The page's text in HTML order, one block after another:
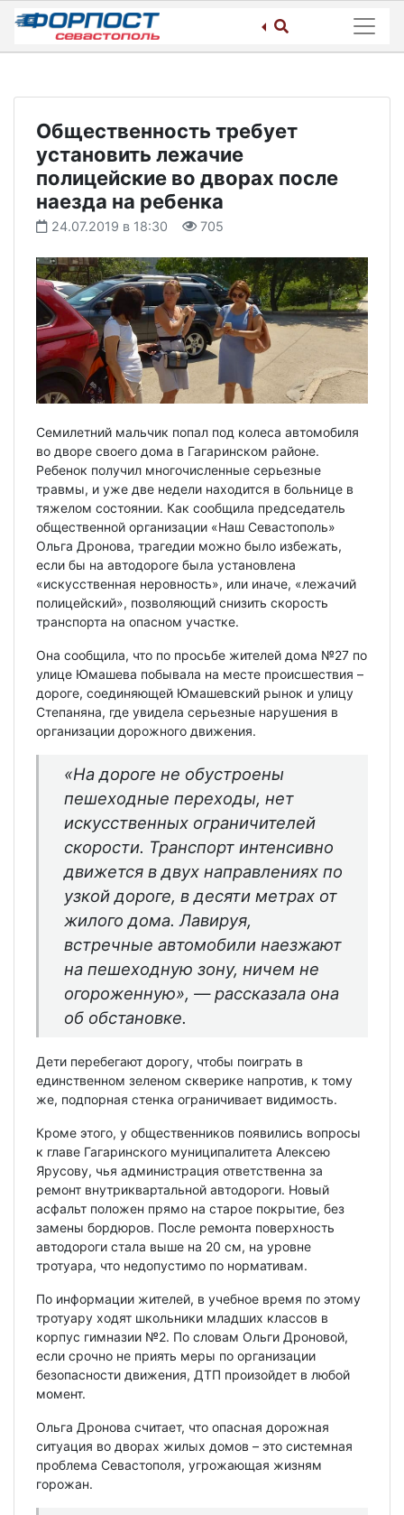
Skip
content
Общественность требует
установить лежачие
полицейские во дворах после
наезда на ребенка
24.07.2019 в 18:30 705
Семилетний мальчик попал под колеса автомобиля
во дворе своего дома в Гагаринском районе.
Ребенок получил многочисленные серьезные
травмы, и уже две недели находится в больнице в
тяжелом состоянии. Как сообщила председатель
общественной организации «Наш Севастополь»
Ольга Дронова, трагедии можно было избежать,
если бы на автодороге была установлена
«искусственная неровность», или иначе, «лежачий
полицейский», позволяющий снизить скорость
транспорта на опасном участке.
Она сообщила, что по просьбе жителей дома №27 по
улице Юмашева побывала на месте происшествия –
дороге, соединяющей Юмашевский рынок и улицу
Степаняна, где увидела серьезные нарушения в
организации дорожного движения.
«На дороге не обустроены
пешеходные переходы, нет
искусственных ограничителей
скорости. Транспорт интенсивно
движется в двух направлениях по
узкой дороге, в десяти метрах от
жилого дома. Лавируя,
встречные автомобили наезжают
на пешеходную зону, ничем не
огороженную», — рассказала она
об обстановке.
Дети перебегают дорогу, чтобы поиграть в
единственном зеленом скверике напротив, к тому
же, подпорная стенка ограничивает видимость.
Кроме этого, у общественников появились вопросы
к главе Гагаринского муниципалитета Алексею
Ярусову, чья администрация ответственна за
ремонт внутриквартальной автодороги. Новый
асфальт положен прямо на старое покрытие, без
замены бордюров. После ремонта поверхность
автодороги стала выше на 20 см, на уровне
тротуара, что недопустимо по нормативам.
По информации жителей, в учебное время по этому
тротуару ходят школьники младших классов в
корпус гимназии №2. По словам Ольги Дроновой,
если срочно не приять меры по организации
безопасности движения, ДТП произойдет в любой
момент.
Ольга Дронова считает, что опасная дорожная
ситуация во дворах жилых домов – это системная
проблема Севастополя, угрожающая жизням
горожан.